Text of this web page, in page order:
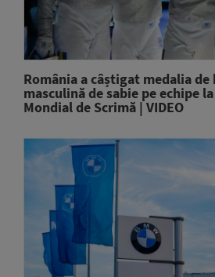
România a câștigat medalia
masculină de sabie pe echipe
Mondial de Scrimă | VIDEO